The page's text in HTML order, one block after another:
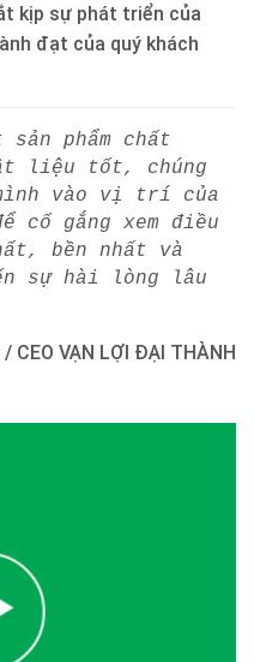
kịp sự phát triển của
đạt của quý khách
sản phẩm chất
liệu tốt, chúng
vào vị trí của
cố gắng xem điều
bền nhất và
sự hài lòng lâu
/ CEO VẠN LỢI ĐẠI THÀNH